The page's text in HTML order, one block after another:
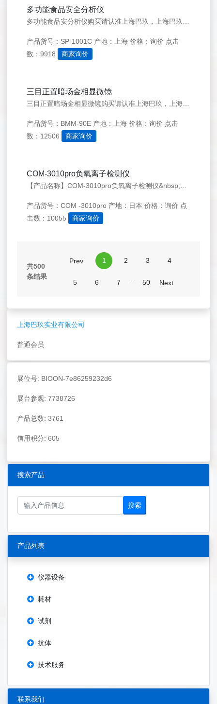
上海巴玖实业有限公司
普通会员
展位号: BIOON-7e86259232d6
展台参观: 7738726
产品总数: 3761
信用积分: 605
搜索产品
搜索
产品列表
仪器设备
耗材
试剂
抗体
技术服务
联系我们
多功能食品安全分析仪
产品货号：SP-1001C 产地：上海 价格：询价 点击
数：9918
商家询价
三目正置暗场金相显微镜
产品货号：BMM-90E 产地：上海 价格：询价 点击
数：12506
商家询价
COM-3010pro负氧离子检测仪
产品货号：COM -3010pro 产地：日本 价格：询价 点
击数：10055
商家询价
共500
条结果
Prev 1 2 3 4
5 6 7 50 Next